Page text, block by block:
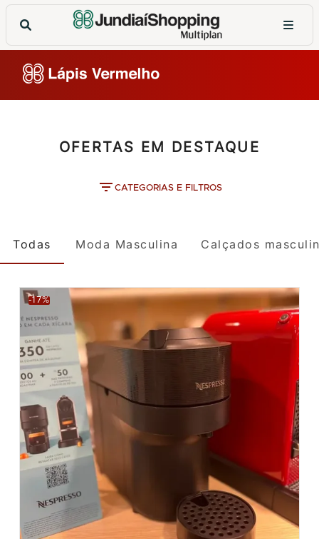
OFERTAS EM DESTAQUE
CATEGORIAS E FILTROS
Todas Moda Masculina Calçados
-17%